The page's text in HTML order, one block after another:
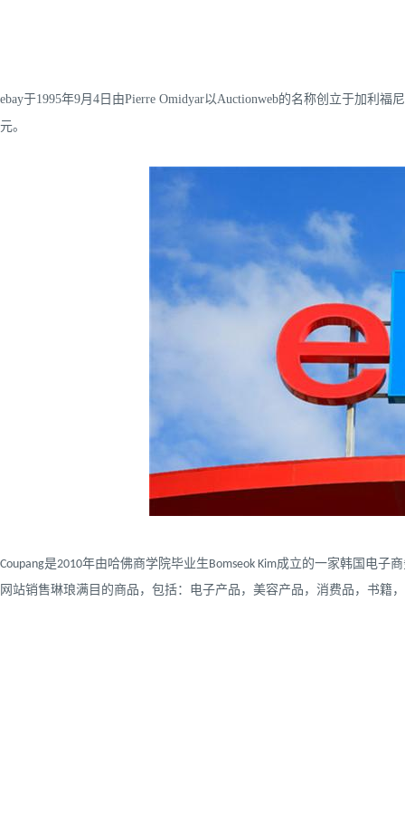
ebay于1995年9月4日由Pierre Omidyar以Auctionweb的名称创立于加利
元。
Coupang是2010年由哈佛商学院毕业生Bomseok Kim成立的一家韩国电子
网站销售琳琅满目的商品，包括：电子产品，美容产品，消费品，书籍